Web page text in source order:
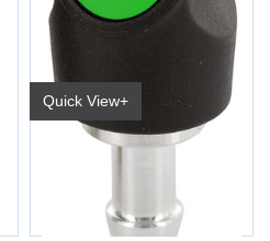
Quick View+